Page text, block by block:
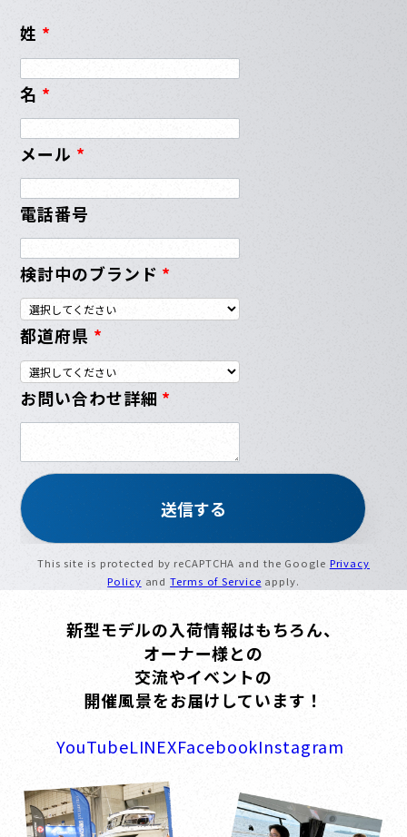
姓 *
名 *
メール *
電話番号
検討中のブランド *
都道府県 *
お問い合わせ詳細 *
This site is protected by reCAPTCHA and the Google Privacy
Policy andTerms of Service apply.
新型モデルの入荷情報はもちろん、
オーナー様との
交流やイベントの
開催風景をお届けしています！
YouTubeLINEXFacebookInstagram